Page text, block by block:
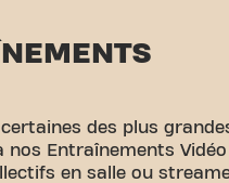
certaines des plus
nos Entraînements
en salle ou